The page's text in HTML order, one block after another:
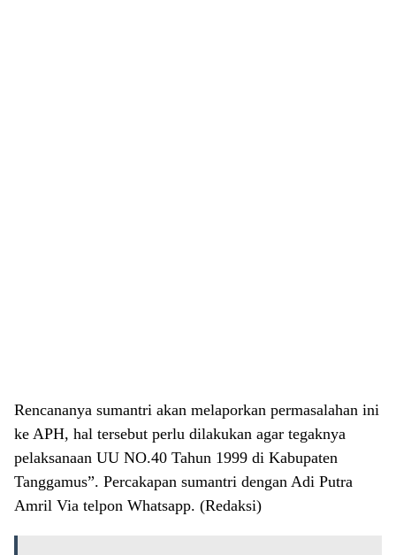
Rencananya sumantri akan melaporkan permasalahan ini
ke APH, hal tersebut perlu dilakukan agar tegaknya
pelaksanaan UU NO.40 Tahun 1999 di Kabupaten
Tanggamus”. Percakapan sumantri dengan Adi Putra
Amril Via telpon Whatsapp. (Redaksi)